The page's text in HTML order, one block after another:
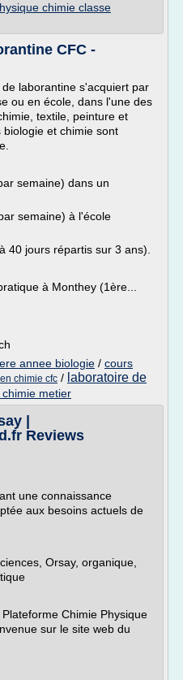
chimie classe
CFC -
laborantine s'acquiert par
ou en école, dans l'une des
textile, peinture et
et chimie sont
semaine) dans un
semaine) à l'école
40 jours répartis sur 3 ans).
à Monthey (1ère...
annee biologie / cours
chimie cfc / laboratoire de
chimie metier
|
Reviews
une connaissance
aux besoins actuels de
Orsay, organique,
Chimie Physique
sur le site web du